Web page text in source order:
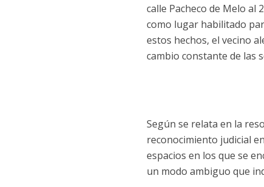
calle Pacheco de Melo al
como lugar habilitado
estos hechos, el vecino
cambio constante de las
Según se relata en la
reconocimiento judicial
espacios en los que se
un modo ambiguo que